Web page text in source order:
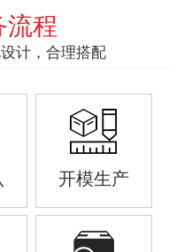
程
计，合理搭配
开模生产